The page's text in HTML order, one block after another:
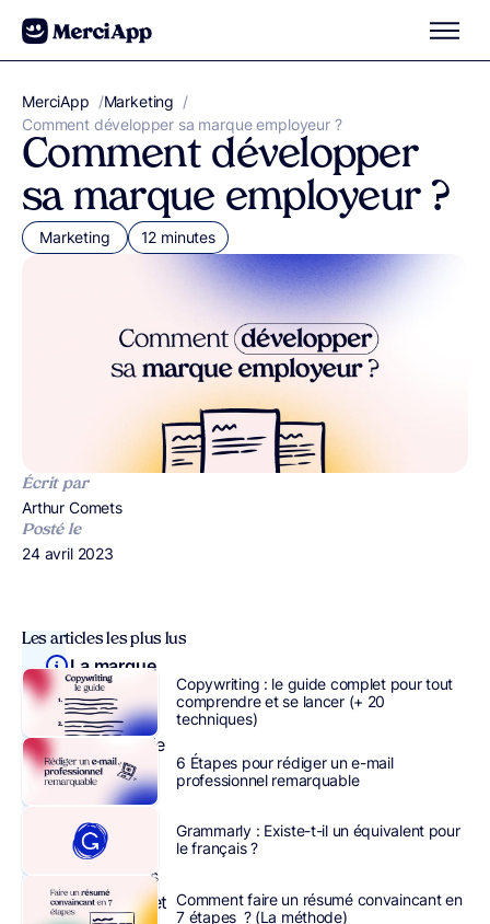
Aller au contenu
MerciApp correcteur orthographe
/Marketing /
Comment développer sa marque employeur ?
Comment développer
sa marque employeur ?
Marketing 12 minutes
Écrit par
Publié par
Arthur Comets
Posté le
Publié le
24 avril 2023
La marque
employeur
est l’image
que renvoie
une
entreprise
en matière
de
ressources
humaines et
Les articles les plus lus
Copywriting : le guide complet pour tout
comprendre et se lancer (+ 20
techniques)
6 Étapes pour rédiger un e-mail
professionnel remarquable
Grammarly : Existe-t-il un équivalent pour
le français ?
Comment faire un résumé convaincant en
7 étapes ? (La méthode)